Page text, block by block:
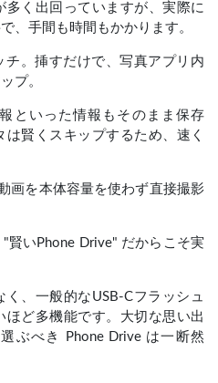
多く出回っていますが、実際に
、手間も時間もかかります。
チ。挿すだけで、写真アプリ内
プ。
といった情報もそのまま保存
賢くスキップするため、速く
画を本体容量を使わず直接撮影
"賢いPhone Drive" だからこそ実
、一般的なUSB-Cフラッシュ
ほど多機能です。大切な思い出
ぶべき Phone Drive は一断然